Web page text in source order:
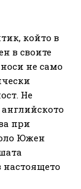
който в
в своите
не само
Не
при
Южен
настоящето